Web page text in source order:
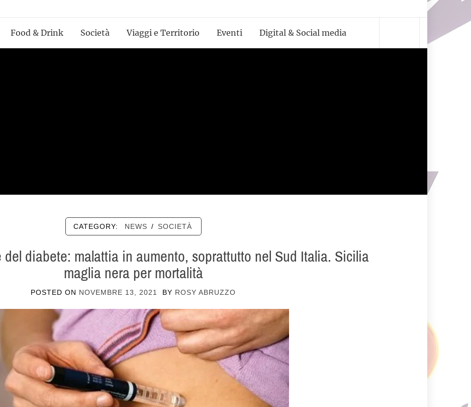
Food & Drink Società Viaggi e Territorio Eventi Digital & Social media
CATEGORY: NEWS / SOCIETÀ
diabete: malattia in aumento, soprattutto nel Sud Italia. Sicilia
maglia nera per mortalità
POSTED ON NOVEMBRE 13, 2021 BY ROSY ABRUZZO